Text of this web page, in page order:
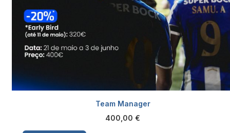
Team Manager
400,00 €